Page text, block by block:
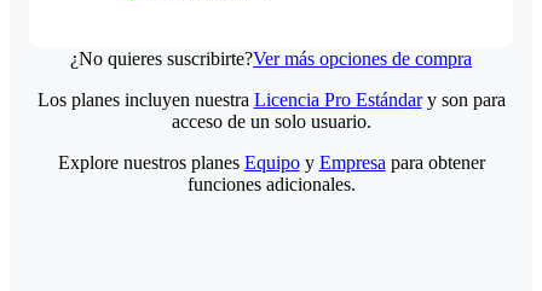
¿No quieres suscribirte?Ver más opciones de compra
Los planes incluyen nuestra Licencia Pro Estándary son para
acceso de un solo usuario.
Explore nuestros planes Equipoy Empresa para obtener
funciones adicionales.